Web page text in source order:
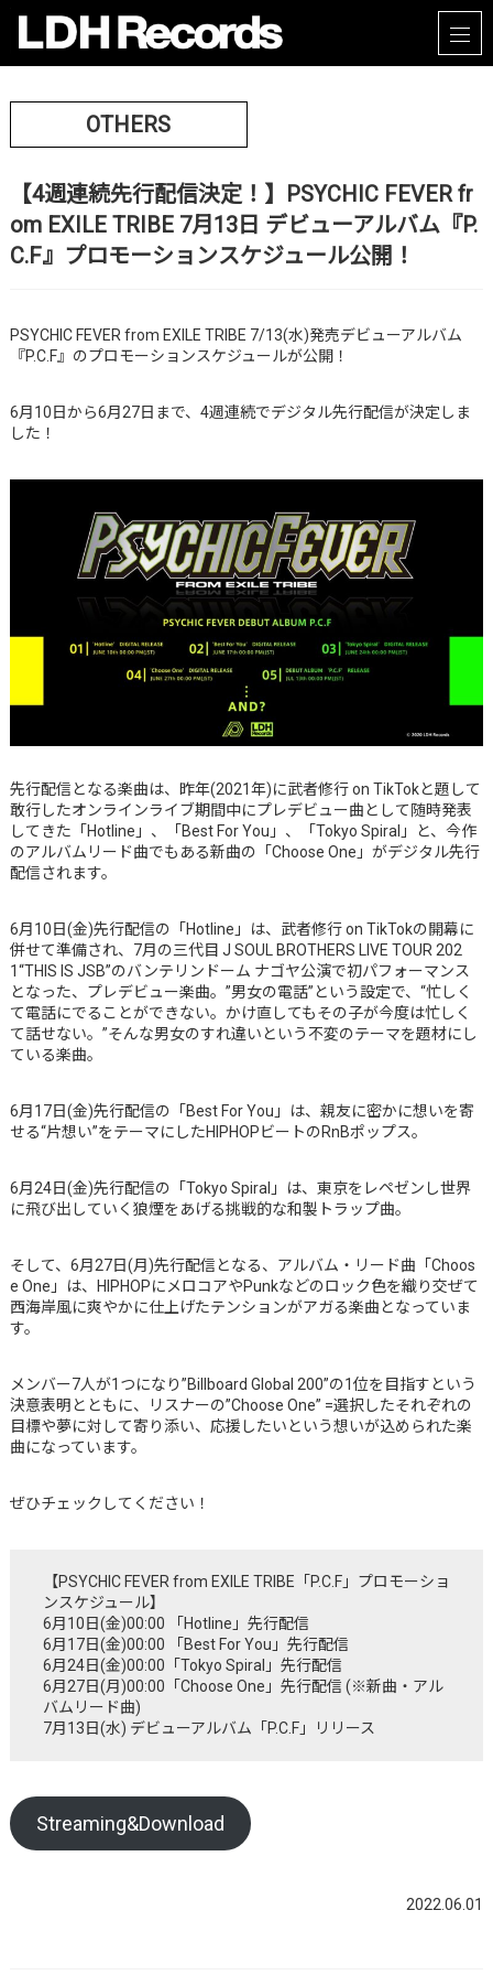
OTHERS
【4週連続先行配信決定！】PSYCHIC FEVER fr
om EXILE TRIBE 7月13日 デビューアルバム『P.
C.F』プロモーションスケジュール公開！
PSYCHIC FEVER from EXILE TRIBE 7/13(水)発売デビューアルバム
『P.C.F』のプロモーションスケジュールが公開！
6月10日から6月27日まで、4週連続でデジタル先行配信が決定しま
した！
先行配信となる楽曲は、昨年(2021年)に武者修行 on TikTokと題して
敢行したオンラインライブ期間中にプレデビュー曲として随時発表
してきた「Hotline」、「Best For You」、「Tokyo Spiral」と、今作
のアルバムリード曲でもある新曲の「Choose One」がデジタル先行
配信されます。
6月10日(金)先行配信の「Hotline」は、武者修行 on TikTokの開幕に
併せて準備され、7月の三代目 J SOUL BROTHERS LIVE TOUR 202
1“THIS IS JSB”のバンテリンドーム ナゴヤ公演で初パフォーマンス
となった、プレデビュー楽曲。”男女の電話”という設定で、“忙しく
て電話にでることができない。かけ直してもその子が今度は忙しく
て話せない。”そんな男女のすれ違いという不変のテーマを題材にし
ている楽曲。
6月17日(金)先行配信の「Best For You」は、親友に密かに想いを寄
せる“片想い”をテーマにしたHIPHOPビートのRnBポップス。
6月24日(金)先行配信の「Tokyo Spiral」は、東京をレペゼンし世界
に飛び出していく狼煙をあげる挑戦的な和製トラップ曲。
そして、6月27日(月)先行配信となる、アルバム・リード曲「Choos
e One」は、HIPHOPにメロコアやPunkなどのロック色を織り交ぜて
西海岸風に爽やかに仕上げたテンションがアガる楽曲となっていま
す。
メンバー7人が1つになり”Billboard Global 200”の1位を目指すという
決意表明とともに、リスナーの”Choose One” =選択したそれぞれの
目標や夢に対して寄り添い、応援したいという想いが込められた楽
曲になっています。
ぜひチェックしてください！
【PSYCHIC FEVER from EXILE TRIBE「P.C.F」プロモーショ
ンスケジュール】
6月10日(金)00:00 「Hotline」先行配信
6月17日(金)00:00 「Best For You」先行配信
6月24日(金)00:00「Tokyo Spiral」先行配信
6月27日(月)00:00「Choose One」先行配信 (※新曲・アル
バムリード曲)
7月13日(水) デビューアルバム「P.C.F」リリース
Streaming&Download
2022.06.01